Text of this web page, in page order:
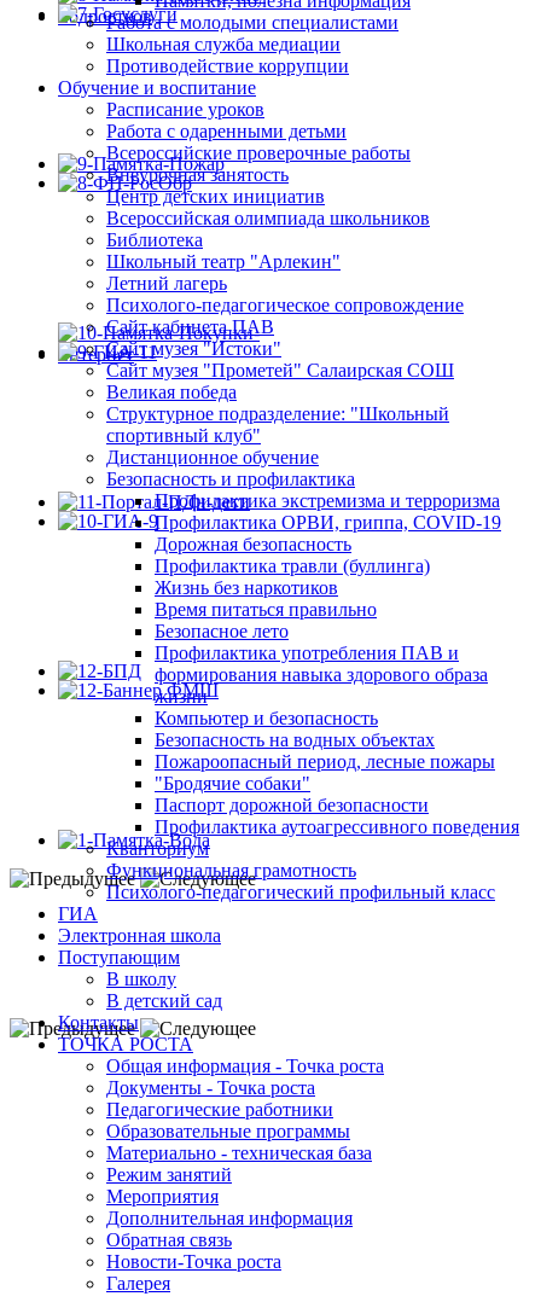
Работа с молодыми специалистами
Школьная служба медиации
Противодействие коррупции
Обучение и воспитание
Расписание уроков
Работа с одаренными детьми
Всероссийские проверочные работы
Внеурочная занятость
Центр детских инициатив
Всероссийская олимпиада школьников
Библиотека
Школьный театр "Арлекин"
Летний лагерь
Психолого-педагогическое сопровождение
Сайт кабинета ПАВ
Сайт музея "Истоки"
Сайт музея "Прометей" Салаирская СОШ
Великая победа
Структурное подразделение: "Школьный
спортивный клуб"
Дистанционное обучение
Безопасность и профилактика
Профилактика экстремизма и терроризма
Профилактика ОРВИ, гриппа, COVID-19
Дорожная безопасность
Профилактика травли (буллинга)
Жизнь без наркотиков
Время питаться правильно
Безопасное лето
Профилактика употребления ПАВ и
формирования навыка здорового образа
жизни
Компьютер и безопасность
Безопасность на водных объектах
Пожароопасный период, лесные пожары
"Бродячие собаки"
Паспорт дорожной безопасности
Профилактика аутоагрессивного поведения
Кванториум
Функциональная грамотность
Психолого-педагогический профильный класс
ГИА
Электронная школа
Поступающим
В школу
В детский сад
Контакты
ТОЧКА РОСТА
Общая информация - Точка роста
Документы - Точка роста
Педагогические работники
Образовательные программы
Материально - техническая база
Режим занятий
Мероприятия
Дополнительная информация
Обратная связь
Новости-Точка роста
Галерея